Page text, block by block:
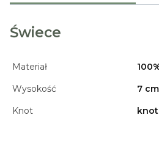
Świece
Materiał
Wysokość
7 cm
Knot
knot